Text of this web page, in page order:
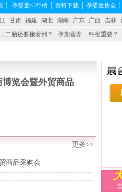
┆ 孕婴童排行榜 ┆ 资料下载 ┆ 孕婴童协会 ┆
甘肃 福建 湖北 湖南 广东 广西 吉林
二胎还要接着剖？ 孕期营养 -- 钙很重要？
览会暨外贸商品
更多>>
商品采购会